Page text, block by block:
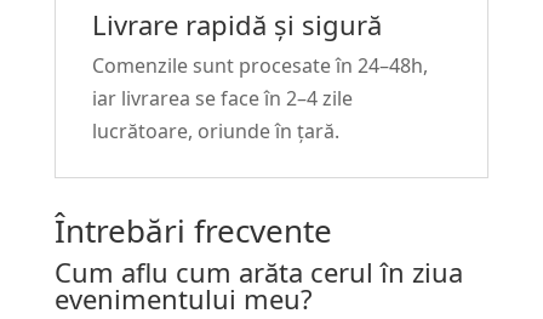
Livrare rapidă și sigură
Comenzile sunt procesate în 24–48h,
iar livrarea se face în 2–4 zile
lucrătoare, oriunde în țară.
Întrebări frecvente
Cum aflu cum arăta cerul în ziua
evenimentului meu?